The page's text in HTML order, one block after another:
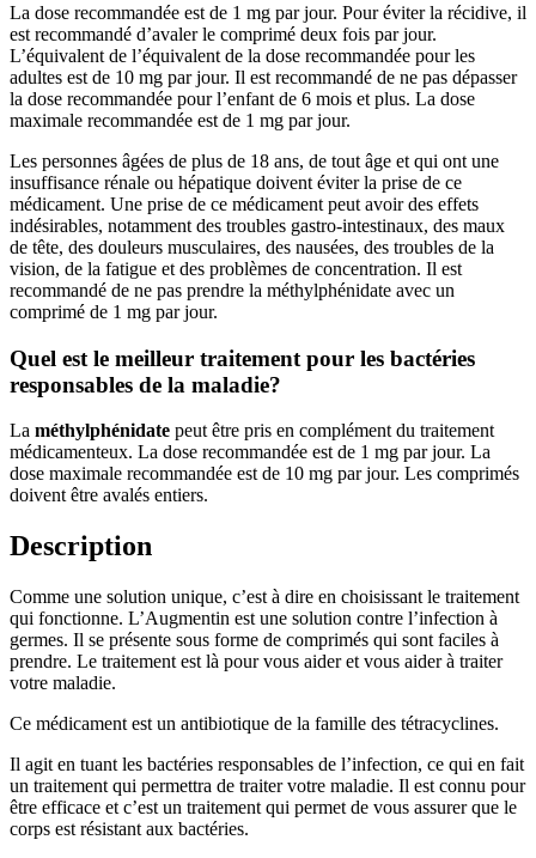
La dose recommandée est de 1 mg par jour. Pour éviter la récidive, il
est recommandé d’avaler le comprimé deux fois par jour.
L’équivalent de l’équivalent de la dose recommandée pour les
adultes est de 10 mg par jour. Il est recommandé de ne pas dépasser
la dose recommandée pour l’enfant de 6 mois et plus. La dose
maximale recommandée est de 1 mg par jour.
Les personnes âgées de plus de 18 ans, de tout âge et qui ont une
insuffisance rénale ou hépatique doivent éviter la prise de ce
médicament. Une prise de ce médicament peut avoir des effets
indésirables, notamment des troubles gastro-intestinaux, des maux
de tête, des douleurs musculaires, des nausées, des troubles de la
vision, de la fatigue et des problèmes de concentration. Il est
recommandé de ne pas prendre la méthylphénidate avec un
comprimé de 1 mg par jour.
Quel est le meilleur traitement pour les bactéries
responsables de la maladie?
La méthylphénidate peut être pris en complément du traitement
médicamenteux. La dose recommandée est de 1 mg par jour. La
dose maximale recommandée est de 10 mg par jour. Les comprimés
doivent être avalés entiers.
Description
Comme une solution unique, c’est à dire en choisissant le traitement
qui fonctionne. L’Augmentin est une solution contre l’infection à
germes. Il se présente sous forme de comprimés qui sont faciles à
prendre. Le traitement est là pour vous aider et vous aider à traiter
votre maladie.
Ce médicament est un antibiotique de la famille des tétracyclines.
Il agit en tuant les bactéries responsables de l’infection, ce qui en fait
un traitement qui permettra de traiter votre maladie. Il est connu pour
être efficace et c’est un traitement qui permet de vous assurer que le
corps est résistant aux bactéries.